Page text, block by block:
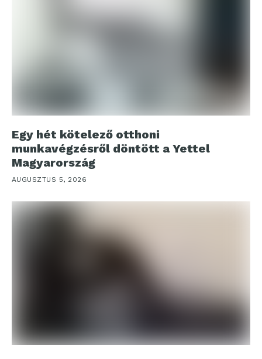
Egy hét kötelező otthoni
munkavégzésről döntött a Yettel
Magyarország
AUGUSZTUS 5, 2026